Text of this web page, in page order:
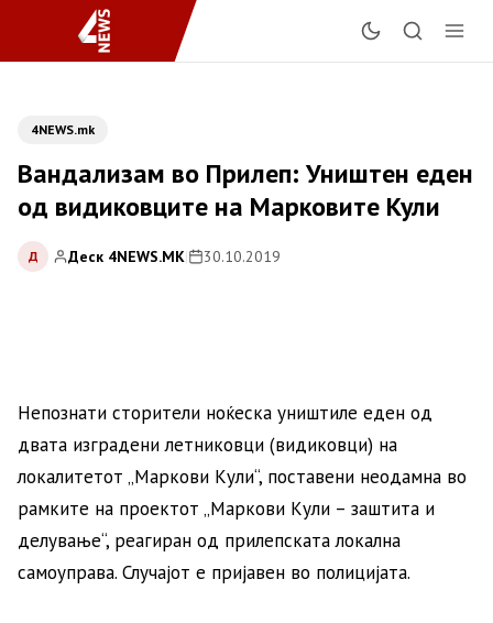
4NEWS.mk
Вандализам во Прилеп: Уништен еден
од видиковците на Марковите Кули
Д Деск 4NEWS.MK| 30.10.2019
Непознати сторители ноќеска уништиле еден од
двата изградени летниковци (видиковци) на
локалитетот „Маркови Кули“, поставени неодамна во
рамките на проектот „Маркови Кули – заштита и
делување“, реагиран од прилепската локална
самоуправа. Случајот е пријавен во полицијата.